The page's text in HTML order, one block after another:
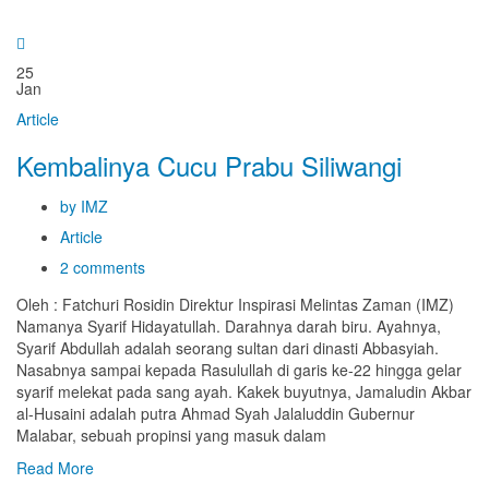
25
Jan
Article
Kembalinya Cucu Prabu Siliwangi
by IMZ
Article
2 comments
Oleh : Fatchuri Rosidin Direktur Inspirasi Melintas Zaman (IMZ)
Namanya Syarif Hidayatullah. Darahnya darah biru. Ayahnya,
Syarif Abdullah adalah seorang sultan dari dinasti Abbasyiah.
Nasabnya sampai kepada Rasulullah di garis ke-22 hingga gelar
syarif melekat pada sang ayah. Kakek buyutnya, Jamaludin Akbar
al-Husaini adalah putra Ahmad Syah Jalaluddin Gubernur
Malabar, sebuah propinsi yang masuk dalam
Read More